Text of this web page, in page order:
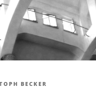
BECKER